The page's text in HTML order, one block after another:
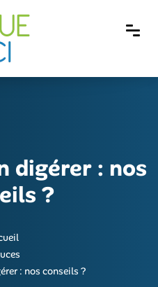
digérer : nos
?
: nos conseils ?